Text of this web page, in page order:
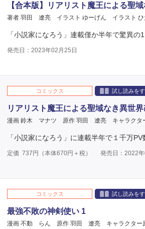
【合本版】リアリスト魔王による聖
著者 羽田 遼亮 イラスト ゆーげん イラスト ひ
「小説家になろう」連載僅か半年で驚異
発売日：2023年02月25日
コミックス 試し読みを
リアリスト魔王による聖域なき異世
漫画 鈴木 マナツ 原作 羽田 遼亮 キャラクタ
「小説家になろう」に連載半年で１千万
定価 737 円（本体670円＋税） 発売日：2022
コミックス 試し読みを
最強不敗の神剣使い 1
漫画 不動 らん 原作 羽田 遼亮 キャラクター